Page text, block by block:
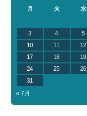
月
火 水
3
4 5
10
11 12
17
18 19
24
25 26
31
« 7月